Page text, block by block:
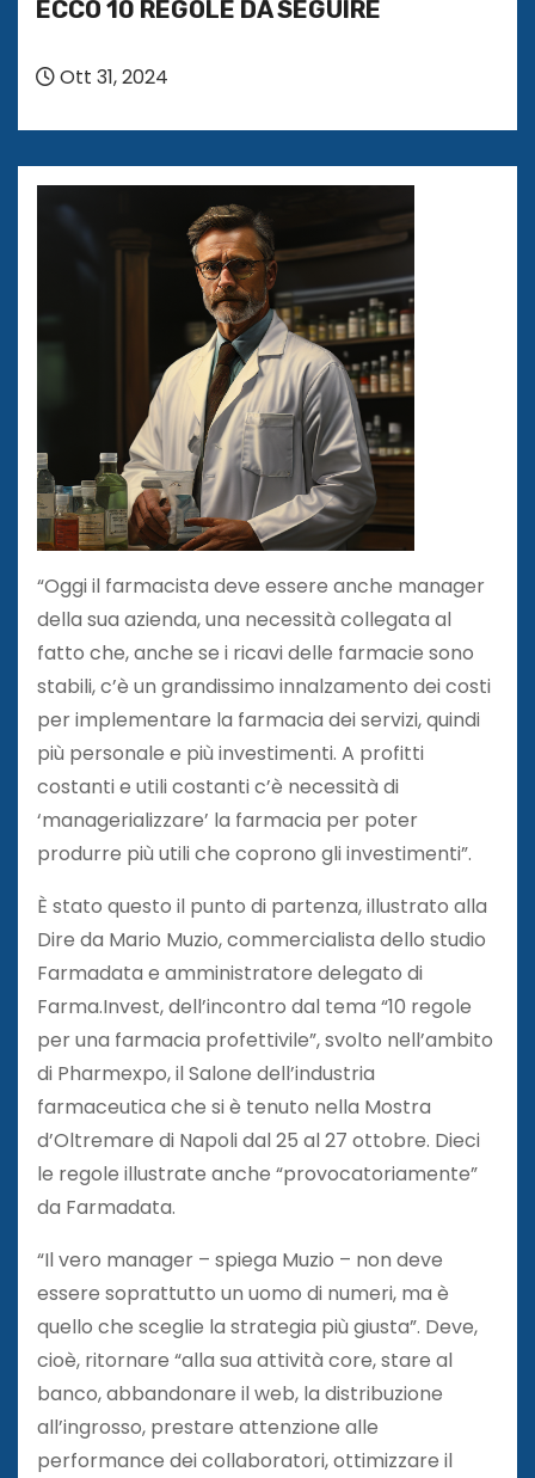
ECCO 10 REGOLE DA SEGUIRE
Ott 31, 2024
“Oggi il farmacista deve essere anche manager
della sua azienda, una necessità collegata al
fatto che, anche se i ricavi delle farmacie sono
stabili, c’è un grandissimo innalzamento dei costi
per implementare la farmacia dei servizi, quindi
più personale e più investimenti. A profitti
costanti e utili costanti c’è necessità di
‘managerializzare’ la farmacia per poter
produrre più utili che coprono gli investimenti”.
È stato questo il punto di partenza, illustrato alla
Dire da Mario Muzio, commercialista dello studio
Farmadata e amministratore delegato di
Farma.Invest, dell’incontro dal tema “10 regole
per una farmacia profettivile”, svolto nell’ambito
di Pharmexpo, il Salone dell’industria
farmaceutica che si è tenuto nella Mostra
d’Oltremare di Napoli dal 25 al 27 ottobre. Dieci
le regole illustrate anche “provocatoriamente”
da Farmadata.
“Il vero manager – spiega Muzio – non deve
essere soprattutto un uomo di numeri, ma è
quello che sceglie la strategia più giusta”. Deve,
cioè, ritornare “alla sua attività core, stare al
banco, abbandonare il web, la distribuzione
all’ingrosso, prestare attenzione alle
performance dei collaboratori, ottimizzare il